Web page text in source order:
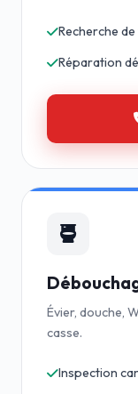
Recherche
Réparation
Évier, douche,
casse.
Inspection